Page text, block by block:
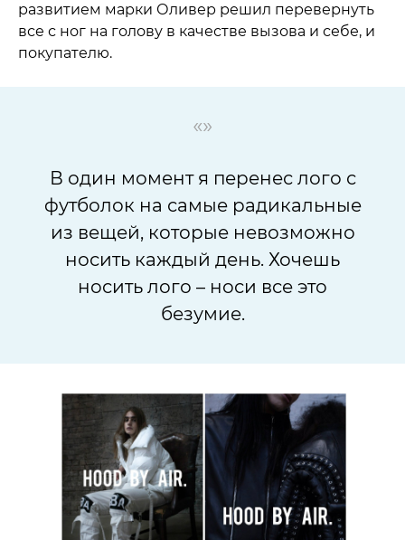
развитием марки Оливер решил перевернуть
все с ног на голову в качестве вызова и себе, и
покупателю.
«»
В один момент я перенес лого с
футболок на самые радикальные
из вещей, которые невозможно
носить каждый день. Хочешь
носить лого – носи все это
безумие.